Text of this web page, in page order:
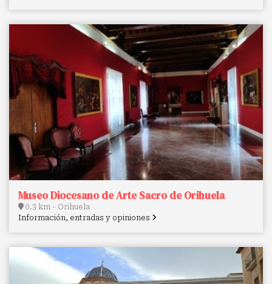
Museo Diocesano de Arte Sacro de Orihuela
0.3 km - Orihuela
Información, entradas y opiniones